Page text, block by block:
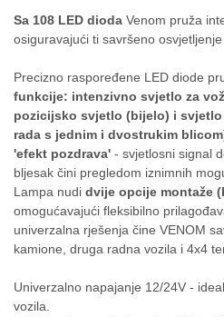
Sa 108 LED dioda Venom pruža
osiguravajući ti savršeno
Precizno raspoređene LED diode
funkcije: intenzivno svjetlo za
pozicijsko svjetlo (bijelo) i
rada s jednim i dvostrukim
'efekt pozdrava' - svjetlosni signal
bljesak čini pregledom iznimnih
Lampa nudi dvije opcije montaže
omogućavajući fleksibilno
univerzalna rješenja čine VENOM
kamione, druga radna vozila i 4x4
Univerzalno napajanje 12/24V -
vozila.